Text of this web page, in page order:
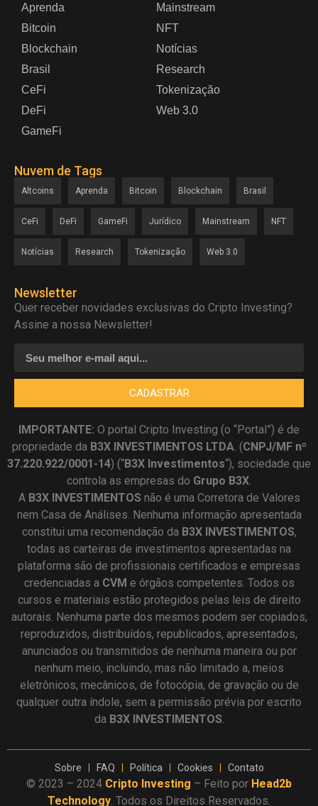
Aprenda
Bitcoin
Blockchain
Brasil
CeFi
DeFi
GameFi
Mainstream
NFT
Notícias
Research
Tokenização
Web 3.0
Nuvem de Tags
Altcoins Aprenda Bitcoin Blockchain Brasil
CeFi DeFi GameFi Jurídico Mainstream NFT
Notícias Research Tokenização Web 3.0
Newsletter
Quer receber novidades exclusivas do Cripto Investing?
Assine a nossa Newsletter!
CADASTRAR
IMPORTANTE: O portal Cripto Investing (o “Portal”) é de
propriedade da B3X INVESTIMENTOS LTDA. (CNPJ/MF nº
37.220.922/0001-14) (“B3X Investimentos“), sociedade que
controla as empresas do Grupo B3X.
A B3X INVESTIMENTOS não é uma Corretora de Valores
nem Casa de Análises. Nenhuma informação apresentada
constitui uma recomendação da B3X INVESTIMENTOS,
todas as carteiras de investimentos apresentadas na
plataforma são de profissionais certificados e empresas
credenciadas a CVM e órgãos competentes. Todos os
cursos e materiais estão protegidos pelas leis de direito
autorais. Nenhuma parte dos mesmos podem ser copiados,
reproduzidos, distribuídos, republicados, apresentados,
anunciados ou transmitidos de nenhuma maneira ou por
nenhum meio, incluindo, mas não limitado a, meios
eletrônicos, mecânicos, de fotocópia, de gravação ou de
qualquer outra índole, sem a permissão prévia por escrito
da B3X INVESTIMENTOS.
Sobre FAQ Política Cookies Contato
© 2023 – 2024 Cripto Investing – Feito por Head2b
Technology . Todos os Direitos Reservados.